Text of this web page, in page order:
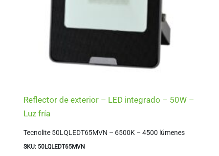
Reflector de exterior – LED integrado – 50W –
Luz fría
Tecnolite 50LQLEDT65MVN – 6500K – 4500 lúmenes
SKU: 50LQLEDT65MVN